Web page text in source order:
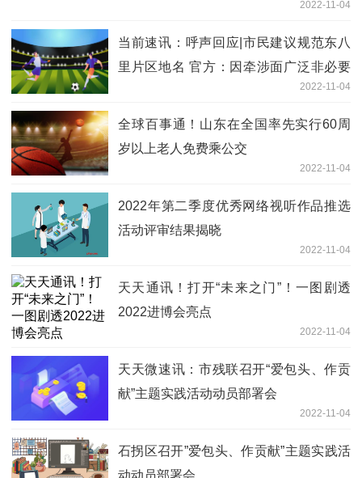
2022-11-04
当前速讯：呼声回应|市民建议规范东八
里片区地名 官方：因牵涉面广泛非必要
2022-11-04
全球百事通！山东在全国率先实行60周
岁以上老人免费乘公交
2022-11-04
2022年第二季度优秀网络视听作品推选
活动评审结果揭晓
2022-11-04
天天通讯！打开“未来之门”！一图剧透
2022进博会亮点
2022-11-04
天天微速讯：市残联召开“爱包头、作贡
献”主题实践活动动员部署会
2022-11-04
石拐区召开”爱包头、作贡献”主题实践活